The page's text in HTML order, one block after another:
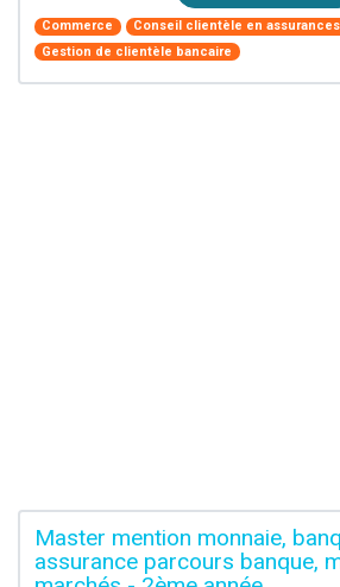
Commerce
Conseil clientèle en assurances
Gestion de clientèle bancaire
Master mention monnaie,
assurance parcours banque,